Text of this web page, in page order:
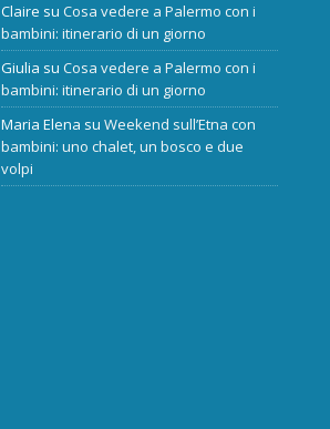
Claire suCosa vedere a Palermo con i
bambini: itinerario di un giorno
Giulia suCosa vedere a Palermo con i
bambini: itinerario di un giorno
Maria Elena suWeekend sull’Etna con
bambini: uno chalet, un bosco e due
volpi